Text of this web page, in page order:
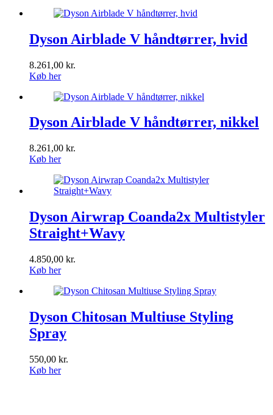
Dyson Airblade V håndtørrer, hvid
8.261,00 kr.
Køb her
Dyson Airblade V håndtørrer, nikkel
8.261,00 kr.
Køb her
Dyson Airwrap Coanda2x Multistyler
Straight+Wavy
4.850,00 kr.
Køb her
Dyson Chitosan Multiuse Styling
Spray
550,00 kr.
Køb her